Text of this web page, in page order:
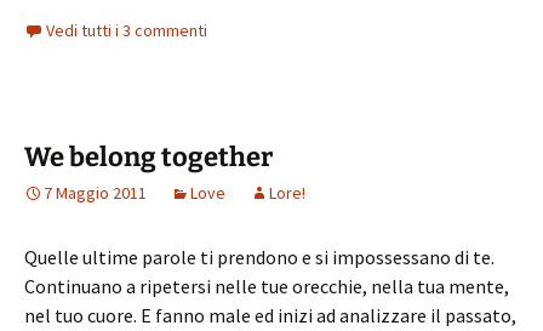
Vedi tutti i 3 commenti
We belong together
7 Maggio 2011 Love Lore!
Quelle ultime parole ti prendono e si impossessano di te.
Continuano a ripetersi nelle tue orecchie, nella tua mente,
nel tuo cuore. E fanno male ed inizi ad analizzare il passato,